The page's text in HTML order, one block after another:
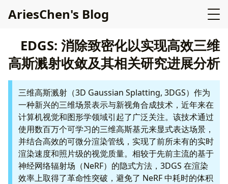
AriesChen's Blog
EDGS: 消除致密化以实现高效三维
高斯溅射收敛及其相关研究进展分析
三维高斯溅射（3D Gaussian Splatting, 3DGS）作为
一种新兴的三维场景表示与新视角合成技术，近年来在
计算机视觉和图形学领域引起了广泛关注。该技术通过
使用数百万个可学习的三维高斯基元来显式表达场景，
并结合高效的可微分渲染管线，实现了前所未有的实时
渲染速度和照片级的视觉质量。相较于先前主流的基于
神经网络辐射场（NeRF）的隐式方法，3DGS 在渲染
效率上取得了革命性突破，避免了 NeRF 中耗时的体积